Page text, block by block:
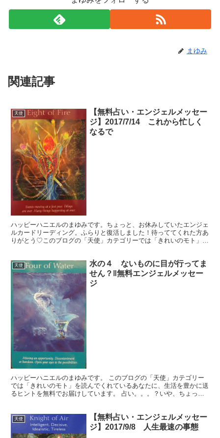
まゆみ
関連記事
天使
【無料占い・エンジェルメッセー
ジ】2017/7/14 これから忙しく
なるで
ハッピーハニエルのまゆみです。ちょっと、お休みしていたエンジェ
ルカードリーディング。ふらりと復活しました！待っててくれた方あ
りがとう♡このブログの「天使」カテゴリーでは「きれいのモト」を
天使
水の４ ないものに目が行ってま
せん？‖無料エンジェルメッセー
ジ
ハッピーハニエルのまゆみです。 このブログの「天使」カテゴリー
では「きれいのモト」を読んでくれているあなたに、生活を豊かに送
るヒントを無料でお届けしています。 占い。。。？いや、ちょっと
天使
【無料占い・エンジェルメッセー
ジ】2017/9/8 人生最速の事態